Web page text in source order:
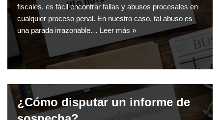
fiscales, es fácil encontrar fallas y abusos procesales en
cualquier proceso penal. En nuestro caso, tal abuso es
una parada irrazonable… Leer más »
¿Cómo disputar un informe de